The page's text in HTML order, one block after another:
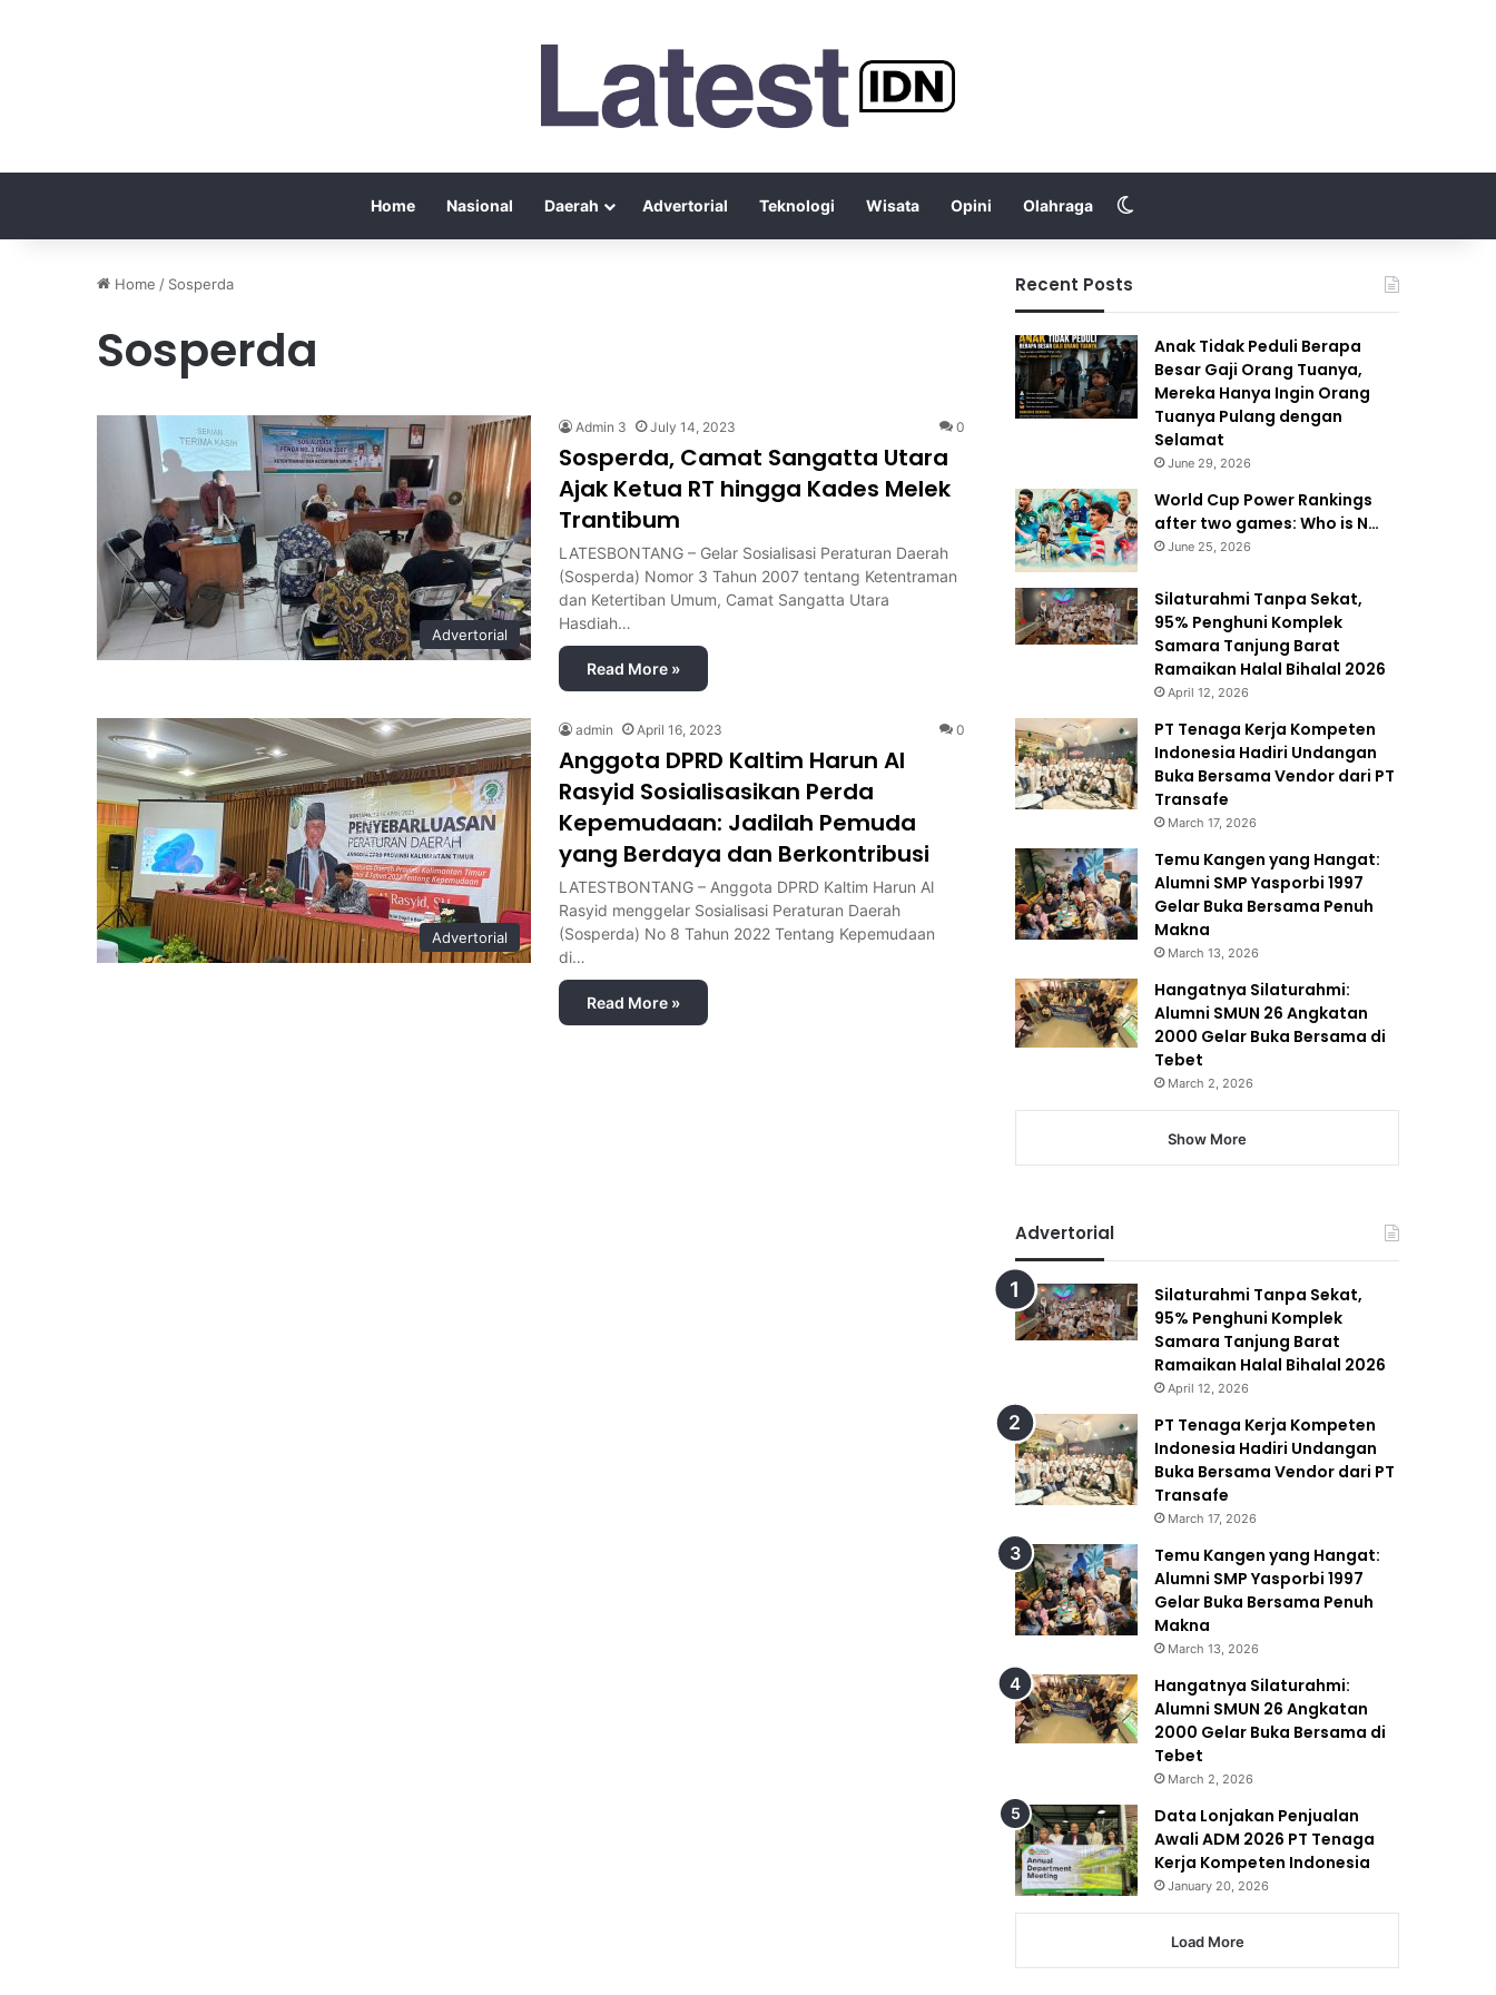
Home Nasional Daerah Advertorial Teknologi Wisata Opini Olahraga Switch skin
Home / Sosperda
Sosperda
Advertorial
Admin 3 July 14, 2023 0
Sosperda, Camat Sangatta Utara
Ajak Ketua RT hingga Kades Melek
Trantibum
LATESBONTANG – Gelar Sosialisasi Peraturan Daerah
(Sosperda) Nomor 3 Tahun 2007 tentang Ketentraman
dan Ketertiban Umum, Camat Sangatta Utara
Hasdiah…
Read More »
Advertorial
admin April 16, 2023 0
Anggota DPRD Kaltim Harun Al
Rasyid Sosialisasikan Perda
Kepemudaan: Jadilah Pemuda
yang Berdaya dan Berkontribusi
LATESTBONTANG – Anggota DPRD Kaltim Harun Al
Rasyid menggelar Sosialisasi Peraturan Daerah
(Sosperda) No 8 Tahun 2022 Tentang Kepemudaan
di…
Read More »
Recent Posts
Anak Tidak Peduli Berapa
Besar Gaji Orang Tuanya,
Mereka Hanya Ingin Orang
Tuanya Pulang dengan
Selamat
June 29, 2026
World Cup Power Rankings
after two games: Who is N…
June 25, 2026
Silaturahmi Tanpa Sekat,
95% Penghuni Komplek
Samara Tanjung Barat
Ramaikan Halal Bihalal 2026
April 12, 2026
PT Tenaga Kerja Kompeten
Indonesia Hadiri Undangan
Buka Bersama Vendor dari PT
Transafe
March 17, 2026
Temu Kangen yang Hangat:
Alumni SMP Yasporbi 1997
Gelar Buka Bersama Penuh
Makna
March 13, 2026
Hangatnya Silaturahmi:
Alumni SMUN 26 Angkatan
2000 Gelar Buka Bersama di
Tebet
March 2, 2026
Show More
Advertorial
Silaturahmi Tanpa Sekat,
95% Penghuni Komplek
Samara Tanjung Barat
Ramaikan Halal Bihalal 2026
April 12, 2026
PT Tenaga Kerja Kompeten
Indonesia Hadiri Undangan
Buka Bersama Vendor dari PT
Transafe
March 17, 2026
Temu Kangen yang Hangat:
Alumni SMP Yasporbi 1997
Gelar Buka Bersama Penuh
Makna
March 13, 2026
Hangatnya Silaturahmi:
Alumni SMUN 26 Angkatan
2000 Gelar Buka Bersama di
Tebet
March 2, 2026
Data Lonjakan Penjualan
Awali ADM 2026 PT Tenaga
Kerja Kompeten Indonesia
January 20, 2026
Load More